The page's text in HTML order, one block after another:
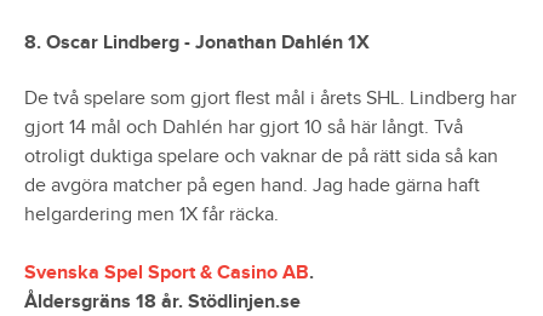
8. Oscar Lindberg - Jonathan Dahlén 1X
De två spelare som gjort flest mål i årets SHL. Lindberg har
gjort 14 mål och Dahlén har gjort 10 så här långt. Två
otroligt duktiga spelare och vaknar de på rätt sida så kan
de avgöra matcher på egen hand. Jag hade gärna haft
helgardering men 1X får räcka.
Svenska Spel Sport & Casino AB.
Åldersgräns 18 år. Stödlinjen.se